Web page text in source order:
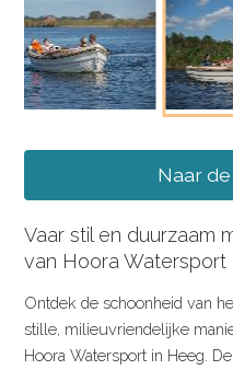
Naar
Vaar stil en duurzaam
van Hoora Watersport
Ontdek de schoonheid van
stille, milieuvriendelijke
Hoora Watersport in Heeg.